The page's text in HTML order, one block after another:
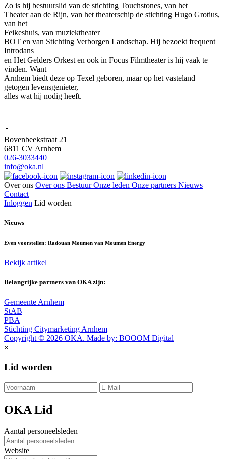
Zo is hij bestuurslid van de stichting Touchstones, van het
Theater aan de Rijn, van het theaterschip de stichting Hugo Grotius,
van het
Feikeshuis, van muziektheater
BOT en van Stichting Verborgen Landschap. Hij bezoekt frequent
Introdans
en Het Gelders Orkest en ook in Focus Filmtheater is hij vaak te
vinden. Want
Arnhem biedt deze op Texel geboren, maar op het vasteland
getogen levensgenieter,
alles wat hij nodig heeft.
Bovenbeekstraat 21
6811 CV Arnhem
026-3033440
info@oka.nl
Over ons Over ons BestuurOnze leden Onze partners Nieuws
Contact
Inloggen Lid worden
Nieuws
Even voorstellen: Radouan Moumen van Moumen Energy
Bekijk artikel
Belangrijke partners van OKA zijn:
Gemeente Arnhem
StAB
PBA
Stichting Citymarketing Arnhem
Copyright © 2026 OKA. Made by: BOOOM Digital
×
Lid worden
OKA Lid
Aantal personeelsleden
Website